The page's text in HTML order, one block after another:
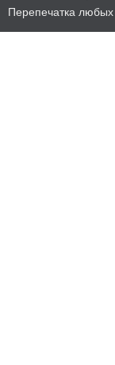
Перепечатка